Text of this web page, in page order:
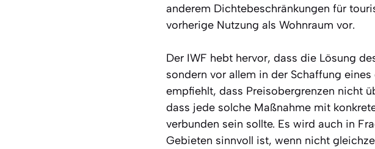
anderem Dichtebeschränkungen für
vorherige Nutzung als Wohnraum vor.
Der IWF hebt hervor, dass die Lösung
sondern vor allem in der Schaffung
empfiehlt, dass Preisobergrenzen nicht
dass jede solche Maßnahme mit
verbunden sein sollte. Es wird auch in
Gebieten sinnvoll ist, wenn nicht